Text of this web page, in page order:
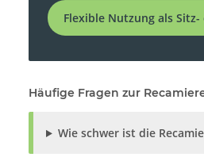
Flexible Nutzung als
Häufige Fragen zur
Wie schwer ist die